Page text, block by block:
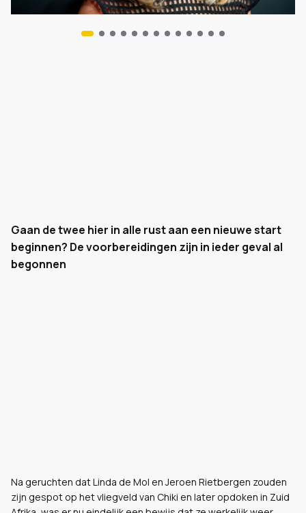
Gaan de twee hier in alle rust aan een nieuwe start
beginnen? De voorbereidingen zijn in ieder geval al
begonnen
Na geruchten dat Linda de Mol en Jeroen Rietbergen zouden
zijn gespot op het vliegveld van Chiki en later opdoken in Zuid